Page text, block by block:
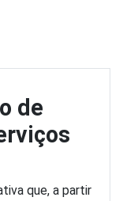
de
que, a partir